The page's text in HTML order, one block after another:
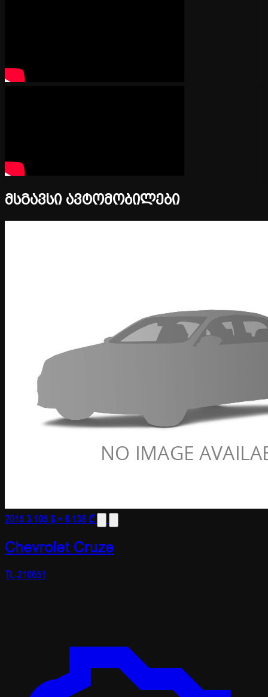
მსგავსი ავტომობილები
20153 105 $≈ 8 138 ₾
Chevrolet Cruze
TL-210651